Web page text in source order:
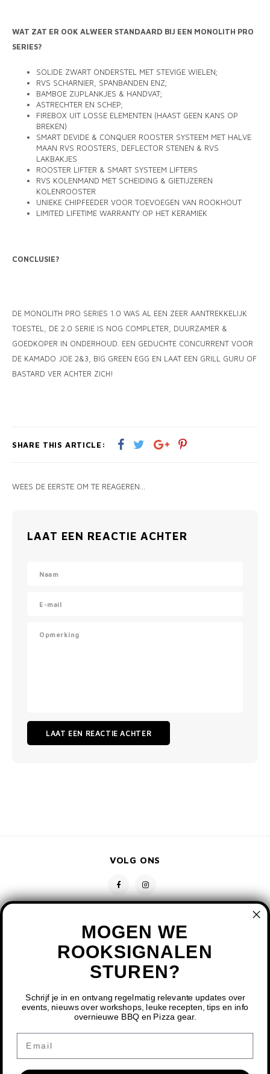
WAT ZAT ER OOK ALWEER STANDAARD BIJ EEN MONOLITH PRO
SERIES?
SOLIDE ZWART ONDERSTEL MET STEVIGE WIELEN;
RVS SCHARNIER, SPANBANDEN ENZ;
BAMBOE ZIJPLANKJES & HANDVAT;
ASTRECHTER EN SCHEP;
FIREBOX UIT LOSSE ELEMENTEN (HAAST GEEN KANS OP
BREKEN)
SMART DEVIDE & CONQUER ROOSTER SYSTEEM MET HALVE
MAAN RVS ROOSTERS, DEFLECTOR STENEN & RVS
LAKBAKJES
ROOSTER LIFTER & SMART SYSTEEM LIFTERS
RVS KOLENMAND MET SCHEIDING & GIETIJZEREN
KOLENROOSTER
UNIEKE CHIPFEEDER VOOR TOEVOEGEN VAN ROOKHOUT
LIMITED LIFETIME WARRANTY OP HET KERAMIEK
CONCLUSIE?
DE MONOLITH PRO SERIES 1.0 WAS AL EEN ZEER AANTREKKELIJK
TOESTEL, DE 2.0 SERIE IS NOG COMPLETER, DUURZAMER &
GOEDKOPER IN ONDERHOUD. EEN GEDUCHTE CONCURRENT VOOR
DE KAMADO JOE 2&3, BIG GREEN EGG EN LAAT EEN GRILL GURU OF
BASTARD VER ACHTER ZICH!
SHARE THIS ARTICLE:
WEES DE EERSTE OM TE REAGEREN...
LAAT EEN REACTIE ACHTER
LAAT EEN REACTIE ACHTER
VOLG ONS
KLANTENSERVICE
MIJN ACCOUNT
DOOR HET GEBRUIKEN VAN ONZE WEBSITE, GA JE
AKKOORD MET HET GEBRUIK VAN COOKIES OM ONZE
MOGEN WE
ROOKSIGNALEN
STUREN?
Schrijf je in en ontvang regelmatig relevante updates over
events, nieuws over workshops, leuke recepten, tips en info
overnieuwe BBQ en Pizza gear.
Email